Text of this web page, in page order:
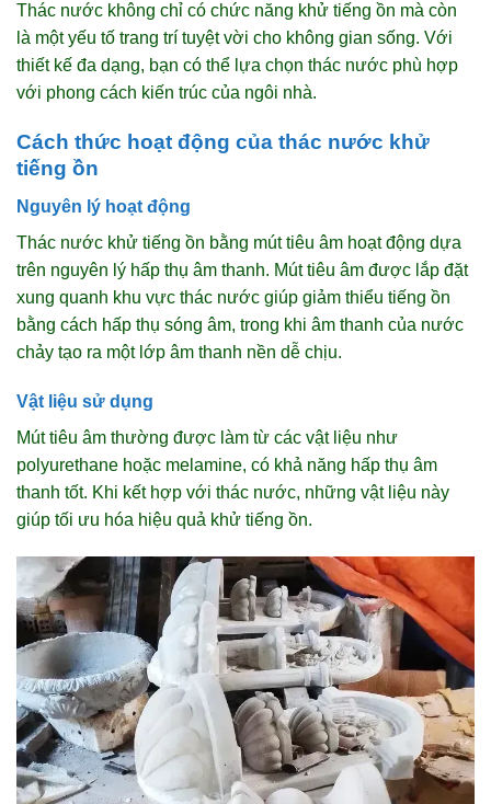
Thác nước không chỉ có chức năng khử tiếng ồn mà còn
là một yếu tố trang trí tuyệt vời cho không gian sống. Với
thiết kế đa dạng, bạn có thể lựa chọn thác nước phù hợp
với phong cách kiến trúc của ngôi nhà.
Cách thức hoạt động của thác nước khử
tiếng ồn
Nguyên lý hoạt động
Thác nước khử tiếng ồn bằng mút tiêu âm hoạt động dựa
trên nguyên lý hấp thụ âm thanh. Mút tiêu âm được lắp đặt
xung quanh khu vực thác nước giúp giảm thiểu tiếng ồn
bằng cách hấp thụ sóng âm, trong khi âm thanh của nước
chảy tạo ra một lớp âm thanh nền dễ chịu.
Vật liệu sử dụng
Mút tiêu âm thường được làm từ các vật liệu như
polyurethane hoặc melamine, có khả năng hấp thụ âm
thanh tốt. Khi kết hợp với thác nước, những vật liệu này
giúp tối ưu hóa hiệu quả khử tiếng ồn.